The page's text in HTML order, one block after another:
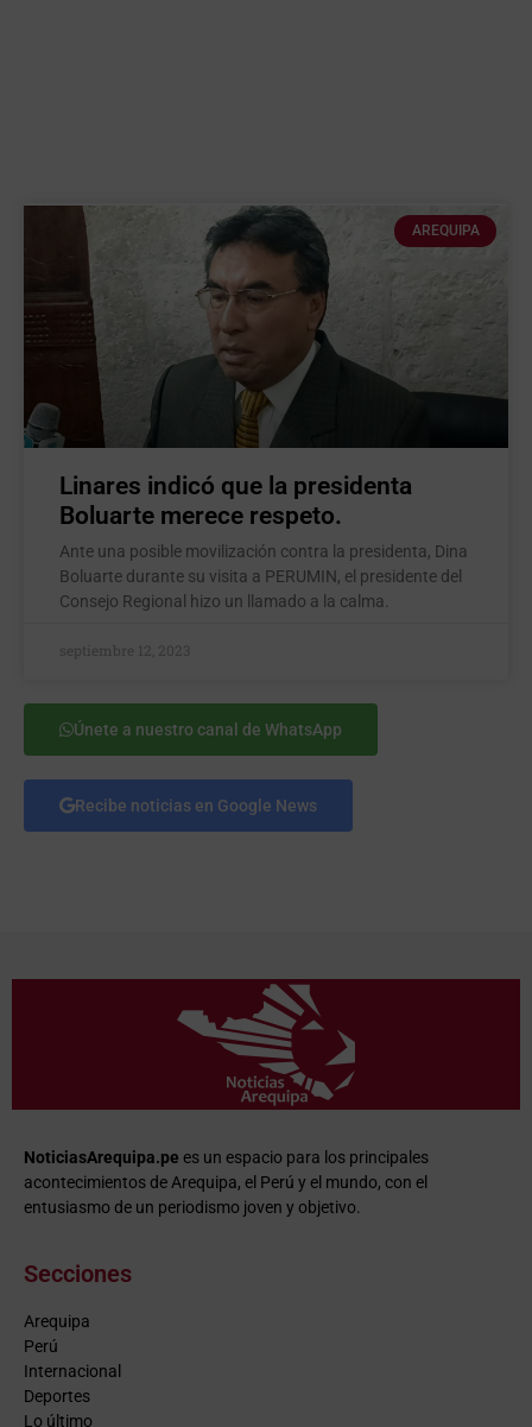
AREQUIPA
Linares indicó que la presidenta
Boluarte merece respeto.
Ante una posible movilización contra la presidenta, Dina
Boluarte durante su visita a PERUMIN, el presidente del
Consejo Regional hizo un llamado a la calma.
septiembre 12, 2023
Únete a nuestro canal de WhatsApp
Recibe noticias en Google News
NoticiasArequipa.pe es un espacio para los principales
acontecimientos de Arequipa, el Perú y el mundo, con el
entusiasmo de un periodismo joven y objetivo.
Secciones
Arequipa
Perú
Internacional
Deportes
Lo último